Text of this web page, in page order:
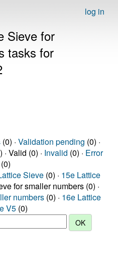
log in
Sieve for
tasks for
(0) · Validation pending (0) ·
Valid (0) · Invalid (0) · Error
(0)
Sieve (0) · 15e Lattice
for smaller numbers (0) ·
numbers (0) · 16e Lattice
V5 (0)